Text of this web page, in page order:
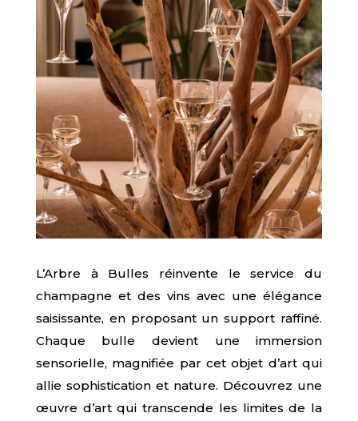
L’Arbre à Bulles réinvente le service du
champagne et des vins avec une élégance
saisissante, en proposant un support raffiné.
Chaque bulle devient une immersion
sensorielle, magnifiée par cet objet d’art qui
allie sophistication et nature. Découvrez une
œuvre d’art qui transcende les limites de la